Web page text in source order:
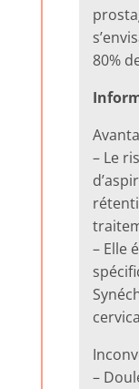
80%
– Le
– Elle
–